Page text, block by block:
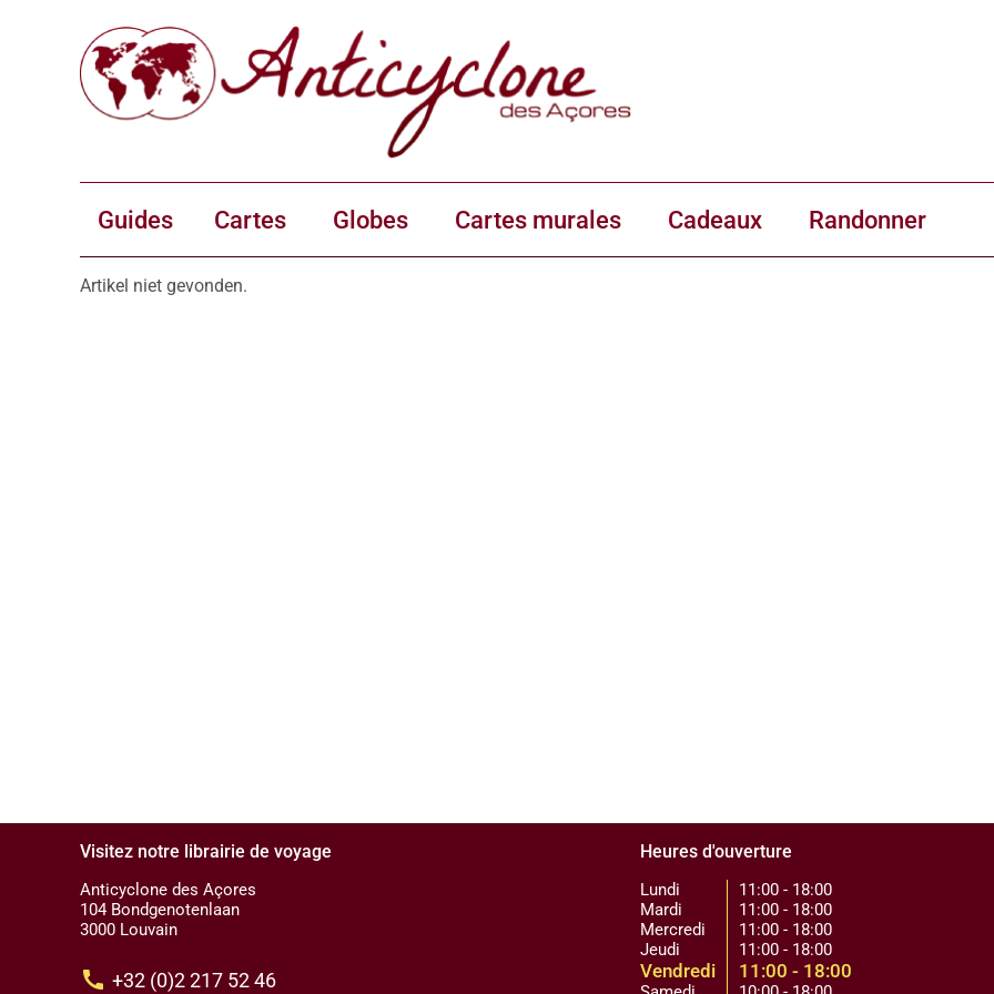
Guides Cartes Globes Cartes murales Cadeaux Randonner
Artikel niet gevonden.
Visitez notre librairie de voyage
Anticyclone des Açores
104 Bondgenotenlaan
3000 Louvain
call +32 (0)2 217 52 46
Heures d'ouverture
Lundi
Mardi
Mercredi
Jeudi
Vendredi
11:00 - 18:00
11:00 - 18:00
11:00 - 18:00
11:00 - 18:00
11:00 - 18:00